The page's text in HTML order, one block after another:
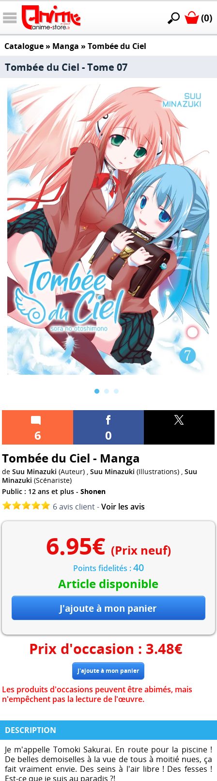
(0)
Catalogue» Manga » Tombée du Ciel
Tombée du Ciel - Tome 07
6
0
Tombée du Ciel - Manga
deSuu Minazuki (Auteur) ,Suu Minazuki (Illustrations) ,Suu
Minazuki (Scénariste)
Public : 12 ans et plus -Shonen
6 avis client -Voir les avis
6.95€ (Prix neuf)
Points fidelités :40
Article disponible
Prix d'occasion : 3.48€
Les produits d'occasions peuvent être abimés, mais
n'empêchent pas la lecture de l'œuvre.
DESCRIPTION
Je m'appelle Tomoki Sakurai. En route pour la piscine !
De belles demoiselles à la vue de tous à moitié nues, ça
fait vraiment envie. Des seins à l'air libre ! Des fesses !
Est-ce que je suis au paradis ?!